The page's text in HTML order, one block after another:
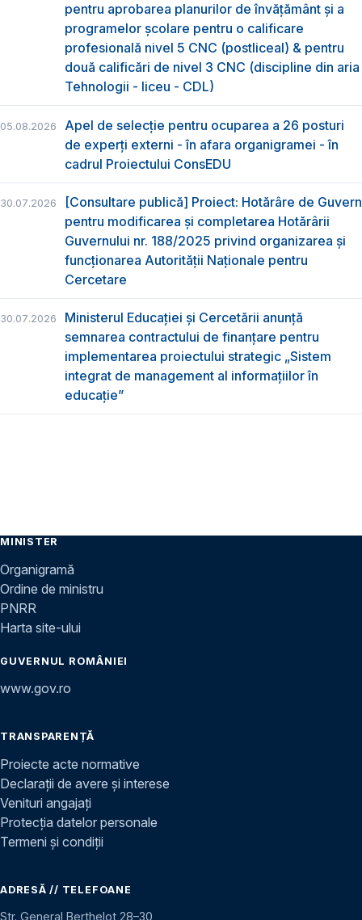
pentru aprobarea planurilor de învățământ și a
programelor școlare pentru o calificare
profesională nivel 5 CNC (postliceal) & pentru
două calificări de nivel 3 CNC (discipline din aria
Tehnologii - liceu - CDL)
05.08.2026
Apel de selecție pentru ocuparea a 26 posturi
de experți externi - în afara organigramei - în
cadrul Proiectului ConsEDU
30.07.2026
[Consultare publică] Proiect: Hotărâre de Guvern
pentru modificarea și completarea Hotărârii
Guvernului nr. 188/2025 privind organizarea şi
funcţionarea Autorităţii Naţionale pentru
Cercetare
30.07.2026
Ministerul Educației și Cercetării anunță
semnarea contractului de finanțare pentru
implementarea proiectului strategic „Sistem
integrat de management al informațiilor în
educație”
MINISTER
Organigramă
Ordine de ministru
PNRR
Harta site-ului
GUVERNUL ROMÂNIEI
www.gov.ro
TRANSPARENȚĂ
Proiecte acte normative
Declarații de avere și interese
Venituri angajați
Protecția datelor personale
Termeni și condiții
ADRESĂ // TELEFOANE
Str. General Berthelot 28–30